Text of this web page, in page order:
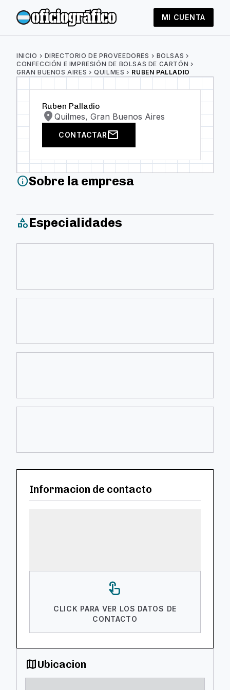
MI CUENTA
INICIO chevron_right DIRECTORIO DE PROVEEDORES chevron_right BOLSAS chevron_right
CONFECCIÓN E IMPRESIÓN DE BOLSAS DE CARTÓN chevron_right
GRAN BUENOS AIRES chevron_rightQUILMES chevron_right RUBEN PALLADIO
Ruben Palladio
location_on Quilmes, Gran Buenos Aires
CONTACTARmail
infoSobre la empresa
categoryEspecialidades
Informacion de contacto
touch_app
CLICK PARA VER LOS DATOS DE
CONTACTO
mapUbicacion